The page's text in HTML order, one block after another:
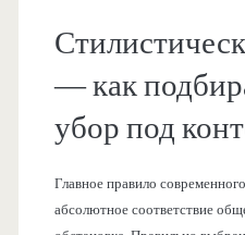
— как
убор под
Главное правило
абсолютное соответствие